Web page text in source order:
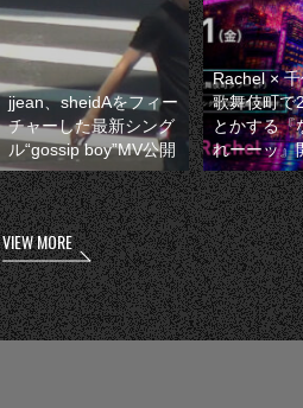
jjean、sheidAをフィー
チャーした最新シング
ル“gossip boy”MV公開
Rachel ×
歌舞伎町で
とかする『
れーーッ』
VIEW MORE